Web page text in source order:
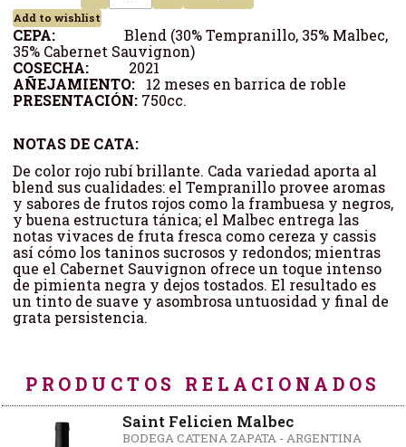
Add to wishlist
CEPA: Blend (30% Tempranillo, 35% Malbec,
35% Cabernet Sauvignon)
COSECHA: 2021
AÑEJAMIENTO: 12 meses en barrica de roble
PRESENTACIÓN: 750cc.
NOTAS DE CATA:
De color rojo rubí brillante. Cada variedad aporta al
blend sus cualidades: el Tempranillo provee aromas
y sabores de frutos rojos como la frambuesa y negros,
y buena estructura tánica; el Malbec entrega las
notas vivaces de fruta fresca como cereza y cassis
así cómo los taninos sucrosos y redondos; mientras
que el Cabernet Sauvignon ofrece un toque intenso
de pimienta negra y dejos tostados. El resultado es
un tinto de suave y asombrosa untuosidad y final de
grata persistencia.
PRODUCTOS RELACIONADOS
Saint Felicien Malbec
BODEGA CATENA ZAPATA - ARGENTINA